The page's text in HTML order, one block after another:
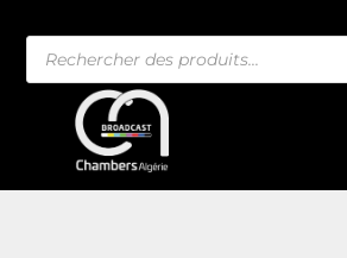
Recherche
de
produits